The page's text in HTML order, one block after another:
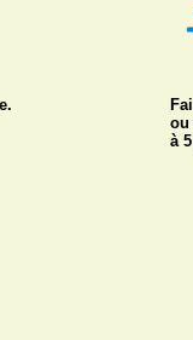
ou
à